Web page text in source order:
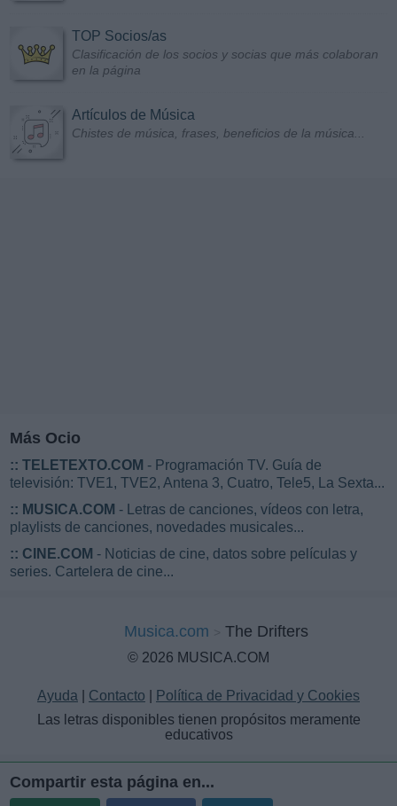
TOP Socios/as
Clasificación de los socios y socias que más colaboran
en la página
Artículos de Música
Chistes de música, frases, beneficios de la música...
Más Ocio
:: TELETEXTO.COM - Programación TV. Guía de
televisión: TVE1, TVE2, Antena 3, Cuatro, Tele5, La Sexta...
:: MUSICA.COM - Letras de canciones, vídeos con letra,
playlists de canciones, novedades musicales...
:: CINE.COM - Noticias de cine, datos sobre películas y
series. Cartelera de cine...
Musica.com The Drifters
© 2026 MUSICA.COM
Ayuda Contacto
Política de Privacidad y Cookies
Las letras disponibles tienen propósitos meramente
educativos
Compartir esta página en...